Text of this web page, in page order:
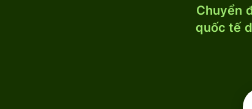
Chuyển
quốc tế